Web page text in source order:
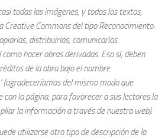
todas las imágenes, y todos los textos,
Creative Commons del tipo Reconocimiento.
distribuirlas, comunicarlas
hacer obras derivadas. Eso sí, deben
de la obra bajo el nombre
(agradeceríamos del mismo modo que
con la página, para favorecer a sus lectores la
la información a través de nuestra web).
utilizarse otro tipo de descripción de la